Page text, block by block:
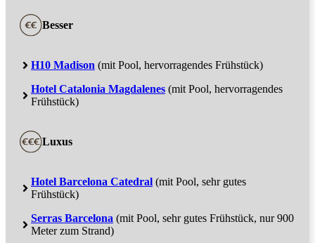
Besser
H10 Madison (mit Pool, hervorragendes Frühstück)
Hotel Catalonia Magdalenes (mit Pool, hervorragendes
Frühstück)
Luxus
Hotel Barcelona Catedral (mit Pool, sehr gutes
Frühstück)
Serras Barcelona (mit Pool, sehr gutes Frühstück, nur 900
Meter zum Strand)